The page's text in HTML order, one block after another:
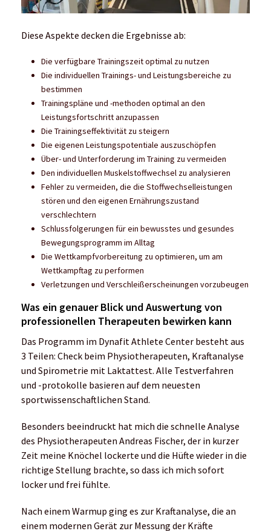
Diese Aspekte decken die Ergebnisse ab:
Die verfügbare Trainingszeit optimal zu nutzen
Die individuellen Trainings- und Leistungsbereiche zu
bestimmen
Trainingspläne und -methoden optimal an den
Leistungsfortschritt anzupassen
Die Trainingseffektivität zu steigern
Die eigenen Leistungspotentiale auszuschöpfen
Über- und Unterforderung im Training zu vermeiden
Den individuellen Muskelstoffwechsel zu analysieren
Fehler zu vermeiden, die die Stoffwechselleistungen
stören und den eigenen Ernährungszustand
verschlechtern
Schlussfolgerungen für ein bewusstes und gesundes
Bewegungsprogramm im Alltag
Die Wettkampfvorbereitung zu optimieren, um am
Wettkampftag zu performen
Verletzungen und Verschleißerscheinungen vorzubeugen
Was ein genauer Blick und Auswertung von
professionellen Therapeuten bewirken kann
Das Programm im Dynafit Athlete Center besteht aus
3 Teilen: Check beim Physiotherapeuten, Kraftanalyse
und Spirometrie mit Laktattest. Alle Testverfahren
und -protokolle basieren auf dem neuesten
sportwissenschaftlichen Stand.
Besonders beeindruckt hat mich die schnelle Analyse
des Physiotherapeuten Andreas Fischer, der in kurzer
Zeit meine Knöchel lockerte und die Hüfte wieder in die
richtige Stellung brachte, so dass ich mich sofort
locker und frei fühlte.
Nach einem Warmup ging es zur Kraftanalyse, die an
einem modernen Gerät zur Messung der Kräfte